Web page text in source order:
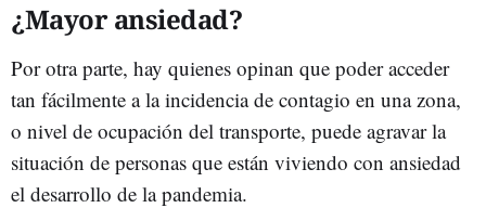
¿Mayor ansiedad?
Por otra parte, hay quienes opinan que poder acceder
tan fácilmente a la incidencia de contagio en una zona,
o nivel de ocupación del transporte, puede agravar la
situación de personas que están viviendo con ansiedad
el desarrollo de la pandemia.